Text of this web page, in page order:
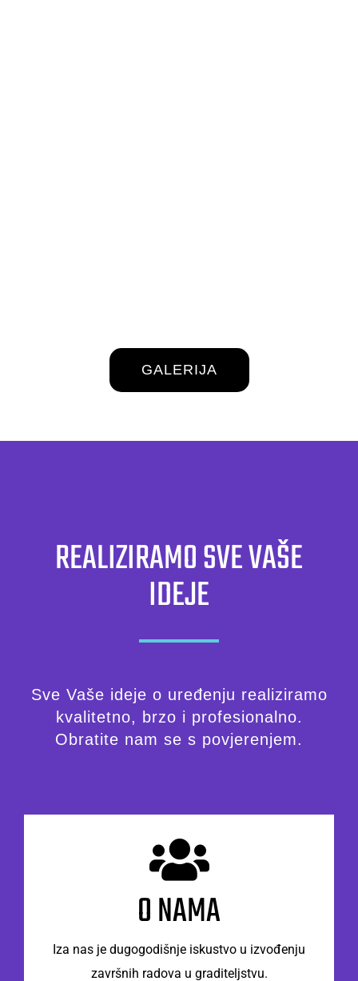
GALERIJA
REALIZIRAMO SVE VAŠE
IDEJE
Sve Vaše ideje o uređenju realiziramo
kvalitetno, brzo i profesionalno.
Obratite nam se s povjerenjem.
O NAMA
Iza nas je dugogodišnje iskustvo u izvođenju
završnih radova u graditeljstvu.
Tu smo za Vas
KONTAKTIRAJTE NAS